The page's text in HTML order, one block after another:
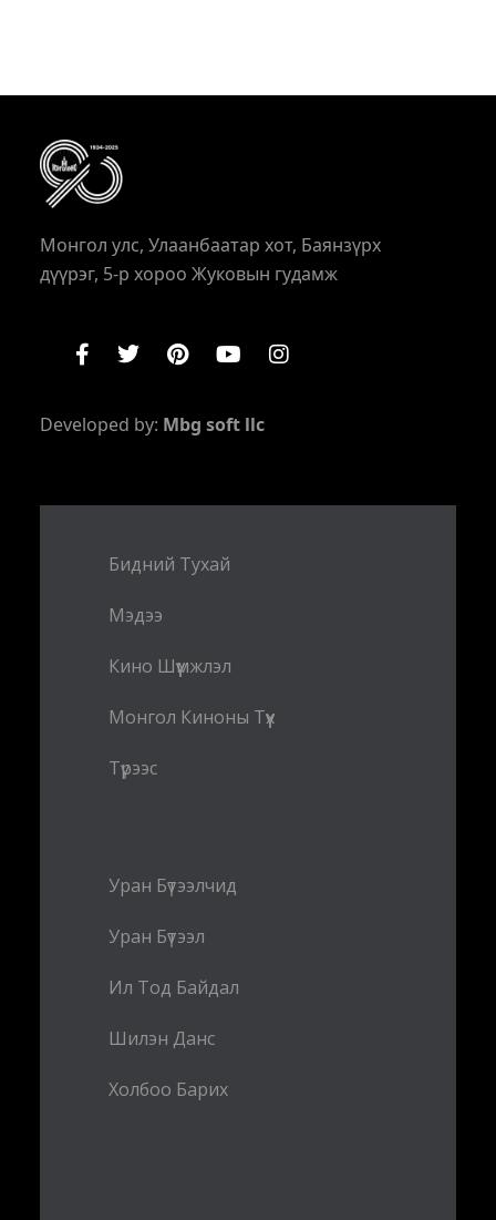
Монгол улс, Улаанбаатар хот, Баянзүрх
дүүрэг, 5-р хороо Жуковын гудамж
Developed by: Mbg soft llc
Бидний Тухай
Мэдээ
Кино Шүүмжлэл
Монгол Киноны Түүх
Түрээс
Уран Бүтээлчид
Уран Бүтээл
Ил Тод Байдал
Шилэн Данс
Холбоо Барих